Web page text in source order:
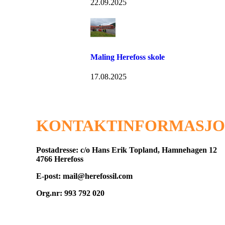
22.09.2025
Maling Herefoss skole
17.08.2025
Postadresse: c/o Hans Erik Topland, Hamnehagen 12
4766 Herefoss
E-post: mail@herefossil.com
Org.nr: 993 792 020